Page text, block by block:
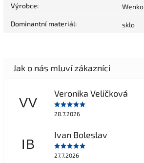
Výrobce: Wenko
Dominantní materiál: sklo
VV
Veronika Veličková
28.7.2026
IB
Ivan Boleslav
27.7.2026